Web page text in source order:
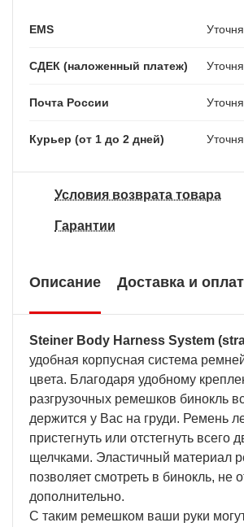
EMS
СДЕК (наложенный платеж)
Почта России
Курьер (от 1 до 2 дней)
Условия возврата товара
Гарантии
Описание Доставка и
Steiner Body Harness System
удобная корпусная система
цвета. Благодаря удобному
разгрузочных ремешков бинокль
держится у Вас на груди. Ремень
пристегнуть или отстегнуть всего
щелчками. Эластичный материал
позволяет смотреть в бинокль, не
дополнительно.
С таким ремешком ваши руки